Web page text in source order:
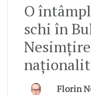
O
schi în
Florin